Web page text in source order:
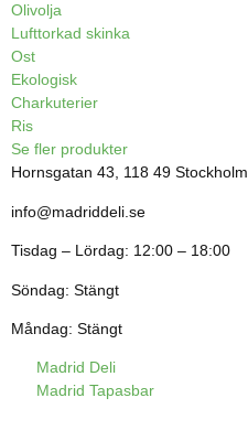
Olivolja
Lufttorkad skinka
Ost
Ekologisk
Charkuterier
Ris
Se fler produkter
Hornsgatan 43, 118 49 Stockholm
info@madriddeli.se
Tisdag – Lördag: 12:00 – 18:00
Söndag: Stängt
Måndag: Stängt
Madrid Deli
Madrid Tapasbar